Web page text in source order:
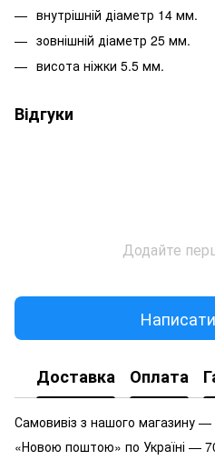
внутрішній діаметр 14 мм.
зовнішній діаметр 25 мм.
висота ніжки 5.5 мм.
Відгуки
Додайте
Доставка Оплата
Самовивіз з нашого магазину
«Новою поштою» по Україні —